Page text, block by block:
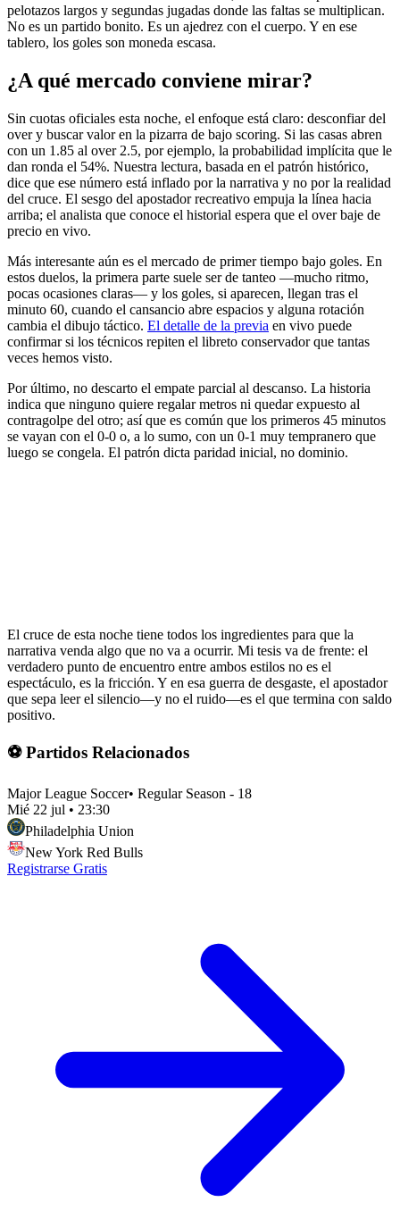
pelotazos largos y segundas jugadas donde las faltas se multiplican.
No es un partido bonito. Es un ajedrez con el cuerpo. Y en ese
tablero, los goles son moneda escasa.
¿A qué mercado conviene mirar?
Sin cuotas oficiales esta noche, el enfoque está claro: desconfiar del
over y buscar valor en la pizarra de bajo scoring. Si las casas abren
con un 1.85 al over 2.5, por ejemplo, la probabilidad implícita que le
dan ronda el 54%. Nuestra lectura, basada en el patrón histórico,
dice que ese número está inflado por la narrativa y no por la realidad
del cruce. El sesgo del apostador recreativo empuja la línea hacia
arriba; el analista que conoce el historial espera que el over baje de
precio en vivo.
Más interesante aún es el mercado de primer tiempo bajo goles. En
estos duelos, la primera parte suele ser de tanteo —mucho ritmo,
pocas ocasiones claras— y los goles, si aparecen, llegan tras el
minuto 60, cuando el cansancio abre espacios y alguna rotación
cambia el dibujo táctico. El detalle de la previa en vivo puede
confirmar si los técnicos repiten el libreto conservador que tantas
veces hemos visto.
Por último, no descarto el empate parcial al descanso. La historia
indica que ninguno quiere regalar metros ni quedar expuesto al
contragolpe del otro; así que es común que los primeros 45 minutos
se vayan con el 0-0 o, a lo sumo, con un 0-1 muy tempranero que
luego se congela. El patrón dicta paridad inicial, no dominio.
El cruce de esta noche tiene todos los ingredientes para que la
narrativa venda algo que no va a ocurrir. Mi tesis va de frente: el
verdadero punto de encuentro entre ambos estilos no es el
espectáculo, es la fricción. Y en esa guerra de desgaste, el apostador
que sepa leer el silencio—y no el ruido—es el que termina con saldo
positivo.
⚽ Partidos Relacionados
Major League Soccer• Regular Season - 18
Mié 22 jul • 23:30
Philadelphia Union
New York Red Bulls
Registrarse Gratis